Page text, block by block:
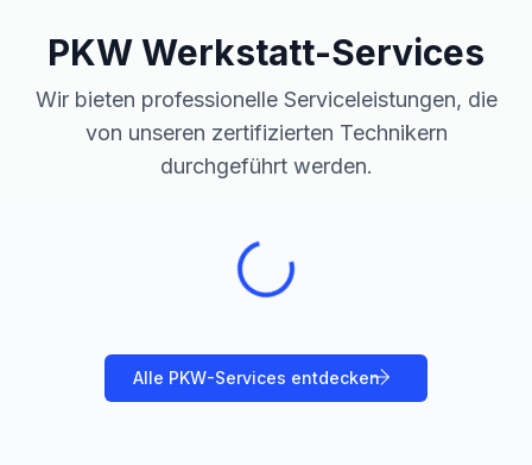
PKWWerkstatt-Services
Wir bieten professionelle Serviceleistungen, die
von unseren zertifizierten Technikern
durchgeführt werden.
Alle PKW-Services entdecken